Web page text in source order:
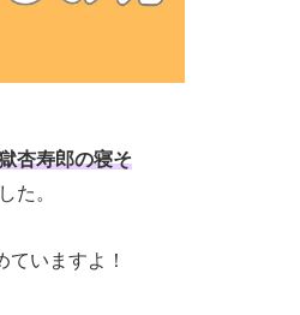
杏寿郎の寝そ
た。
いますよ！